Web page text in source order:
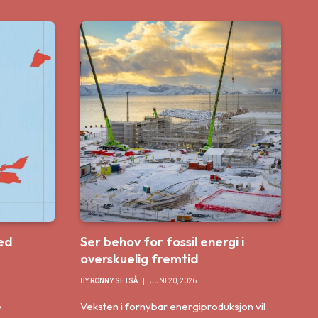
Ser behov for fossil energi i
overskuelig fremtid
BY RONNY SETSÅ JUNI 20, 2026
Veksten i fornybar energiproduksjon vil